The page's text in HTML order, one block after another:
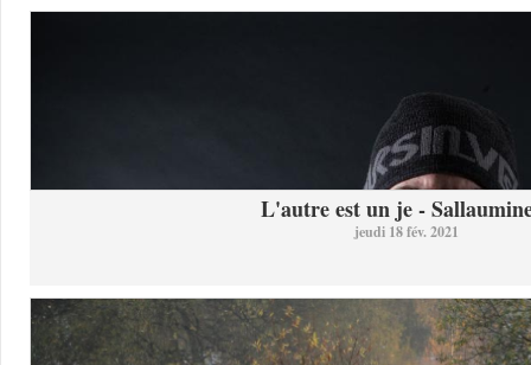
L'autre est un je -
jeudi 18 fév. 2021